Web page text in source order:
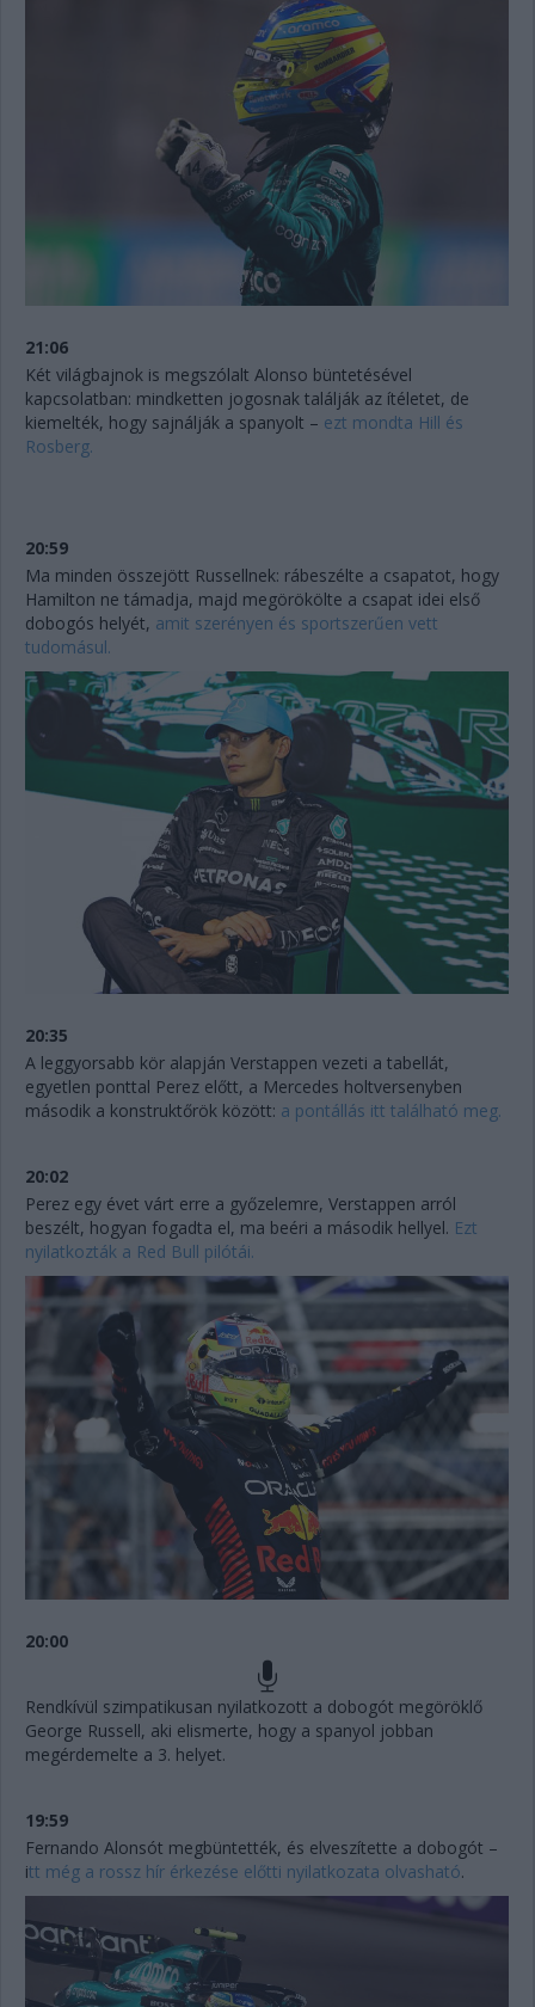
21:06
Két világbajnok is megszólalt Alonso büntetésével
kapcsolatban: mindketten jogosnak találják az ítéletet, de
kiemelték, hogy sajnálják a spanyolt – ezt mondta Hill és
Rosberg.
20:59
Ma minden összejött Russellnek: rábeszélte a csapatot, hogy
Hamilton ne támadja, majd megörökölte a csapat idei első
dobogós helyét, amit szerényen és sportszerűen vett
tudomásul.
20:35
A leggyorsabb kör alapján Verstappen vezeti a tabellát,
egyetlen ponttal Perez előtt, a Mercedes holtversenyben
második a konstruktőrök között: a pontállás itt található meg.
20:02
Perez egy évet várt erre a győzelemre, Verstappen arról
beszélt, hogyan fogadta el, ma beéri a második hellyel. Ezt
nyilatkozták a Red Bull pilótái.
20:00
Rendkívül szimpatikusan nyilatkozott a dobogót megöröklő
George Russell, aki elismerte, hogy a spanyol jobban
megérdemelte a 3. helyet.
19:59
Fernando Alonsót megbüntették, és elveszítette a dobogót –
itt még a rossz hír érkezése előtti nyilatkozata olvasható.